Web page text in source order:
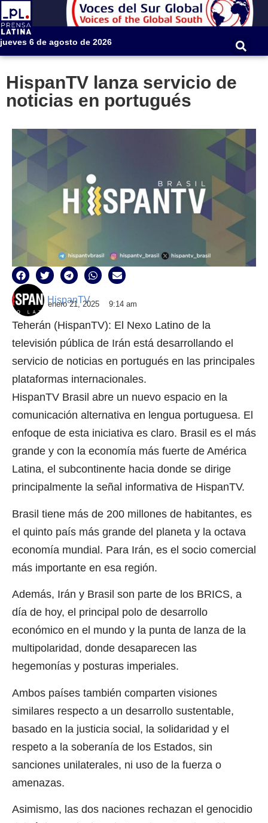
jueves 6 de agosto de 2026
HispanTV lanza servicio de
noticias en portugués
HispanTV
enero 21, 2025 9:14 am
Teherán (HispanTV): El Nexo Latino de la
televisión pública de Irán está desarrollando el
servicio de noticias en portugués en las principales
plataformas internacionales.
HispanTV Brasil abre un nuevo espacio en la
comunicación alternativa en lengua portuguesa. El
enfoque de esta iniciativa es claro. Brasil es el más
grande y con la economía más fuerte de América
Latina, el subcontinente hacia donde se dirige
principalmente la señal informativa de HispanTV.
Brasil tiene más de 200 millones de habitantes, es
el quinto país más grande del planeta y la octava
economía mundial. Para Irán, es el socio comercial
más importante en esa región.
Además, Irán y Brasil son parte de los BRICS, a
día de hoy, el principal polo de desarrollo
económico en el mundo y la punta de lanza de la
multipolaridad, donde desaparecen las
hegemonías y posturas imperiales.
Ambos países también comparten visiones
similares respecto a un desarrollo sustentable,
basado en la justicia social, la solidaridad y el
respeto a la soberanía de los Estados, sin
sanciones unilaterales, ni uso de la fuerza o
amenazas.
Asimismo, las dos naciones rechazan el genocidio